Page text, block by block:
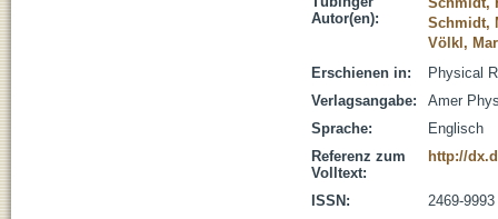
Autor(en):
Schmidt,
Völkl,
Erschienen in:
Physical
Verlagsangabe:
Amer
Sprache:
Englisch
Referenz zum
Volltext:
http://
ISSN:
2469-9993